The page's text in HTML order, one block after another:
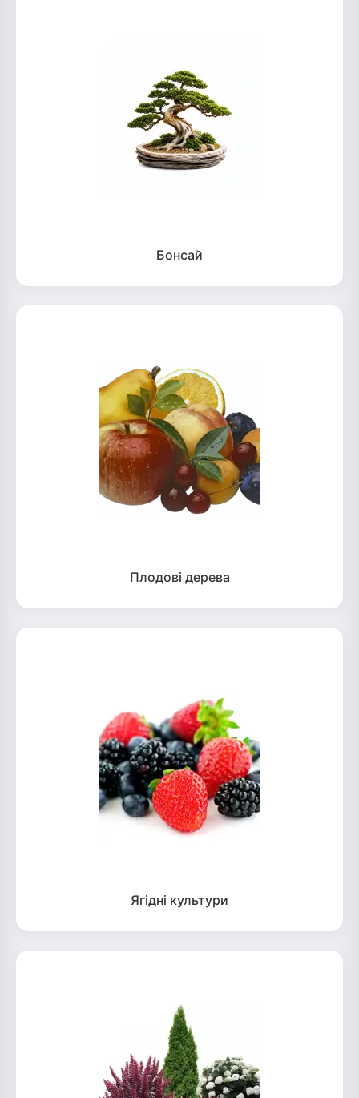
Бонсай
Плодові дерева
Ягідні культури